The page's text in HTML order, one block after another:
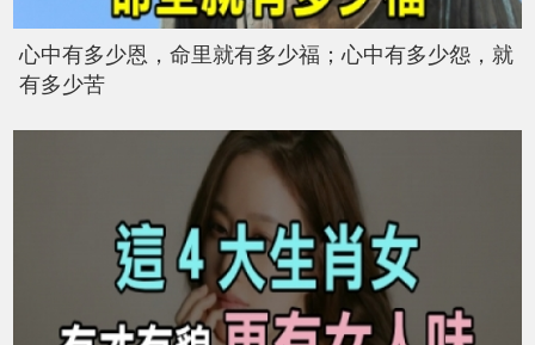
心中有多少恩，命里就有多少福；心中有多少怨，就
有多少苦